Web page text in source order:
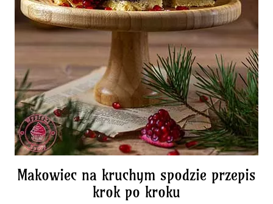
Makowiec na kruchym spodzie przepis
krok po kroku